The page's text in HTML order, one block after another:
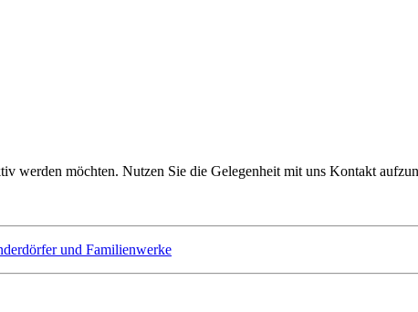
werden möchten. Nutzen Sie die Gelegenheit mit uns Kontakt